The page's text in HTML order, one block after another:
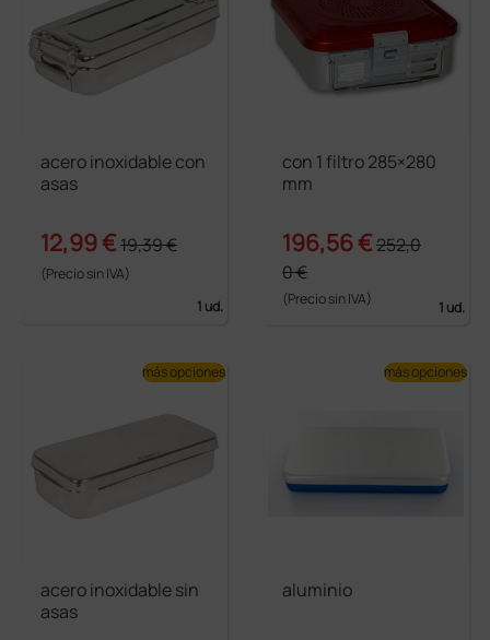
acero inoxidable con
asas
12,99 €19,39 €
(Precio sin IVA)
1 ud.
con 1 filtro 285×280
mm
196,56 €252,0
0 €
(Precio sin IVA) 1 ud.
acero inoxidable sin
asas
más opciones
aluminio
más opciones